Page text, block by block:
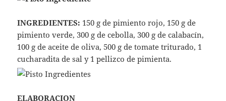
INGREDIENTES: 150 g de pimiento rojo, 150 g de
pimiento verde, 300 g de cebolla, 300 g de calabacín,
100 g de aceite de oliva, 500 g de tomate triturado, 1
cucharadita de sal y 1 pellizco de pimienta.
ELABORACION